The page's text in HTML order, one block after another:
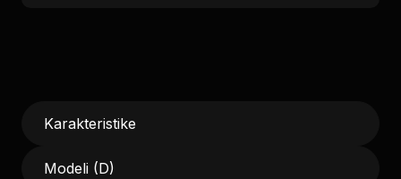
Karakteristike
Modeli (D)